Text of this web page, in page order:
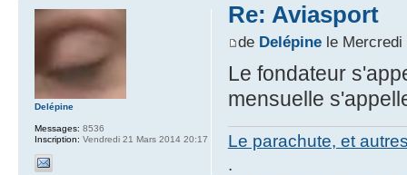
Re: Aviasport
de Delépinele Mercredi
Le fondateur
mensuelle
Le parachute, et
.
Delépine
Messages: 8536
Inscription: Vendredi 21 Mars 2014 20:17